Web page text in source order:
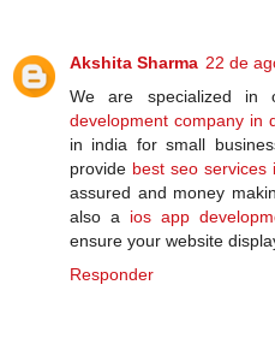
Akshita Sharma 22 de
We are specialized in
development company in
in india for small
provide best seo services
assured and money
also a ios app
ensure your website
Responder